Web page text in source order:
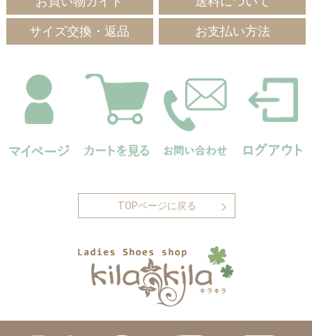
サイズ交換・返品 お支払い方法
TOPページに戻る